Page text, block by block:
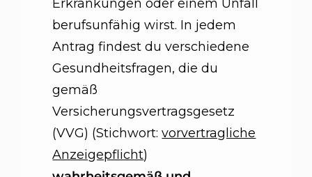
Erkrankungen oder einem Unfall
berufsunfähig wirst. In jedem
Antrag findest du verschiedene
Gesundheitsfragen, die du
gemäß
Versicherungsvertragsgesetz
(VVG) (Stichwort:vorvertragliche
Anzeigepflicht)